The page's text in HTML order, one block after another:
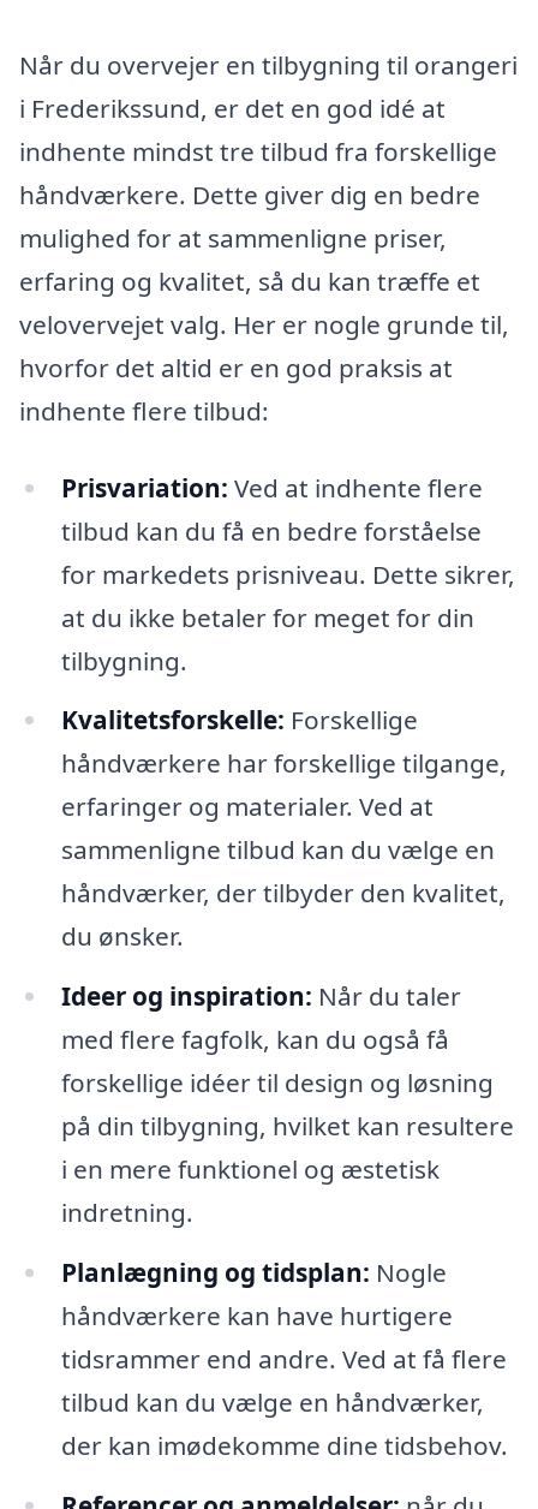
Når du overvejer en tilbygning til orangeri
i Frederikssund, er det en god idé at
indhente mindst tre tilbud fra forskellige
håndværkere. Dette giver dig en bedre
mulighed for at sammenligne priser,
erfaring og kvalitet, så du kan træffe et
velovervejet valg. Her er nogle grunde til,
hvorfor det altid er en god praksis at
indhente flere tilbud:
Prisvariation: Ved at indhente flere
tilbud kan du få en bedre forståelse
for markedets prisniveau. Dette sikrer,
at du ikke betaler for meget for din
tilbygning.
Kvalitetsforskelle: Forskellige
håndværkere har forskellige tilgange,
erfaringer og materialer. Ved at
sammenligne tilbud kan du vælge en
håndværker, der tilbyder den kvalitet,
du ønsker.
Ideer og inspiration: Når du taler
med flere fagfolk, kan du også få
forskellige idéer til design og løsning
på din tilbygning, hvilket kan resultere
i en mere funktionel og æstetisk
indretning.
Planlægning og tidsplan: Nogle
håndværkere kan have hurtigere
tidsrammer end andre. Ved at få flere
tilbud kan du vælge en håndværker,
der kan imødekomme dine tidsbehov.